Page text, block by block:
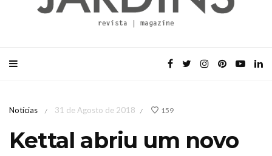
Notícias / 31 de Agosto de 2018 / 159
Kettal abriu um novo